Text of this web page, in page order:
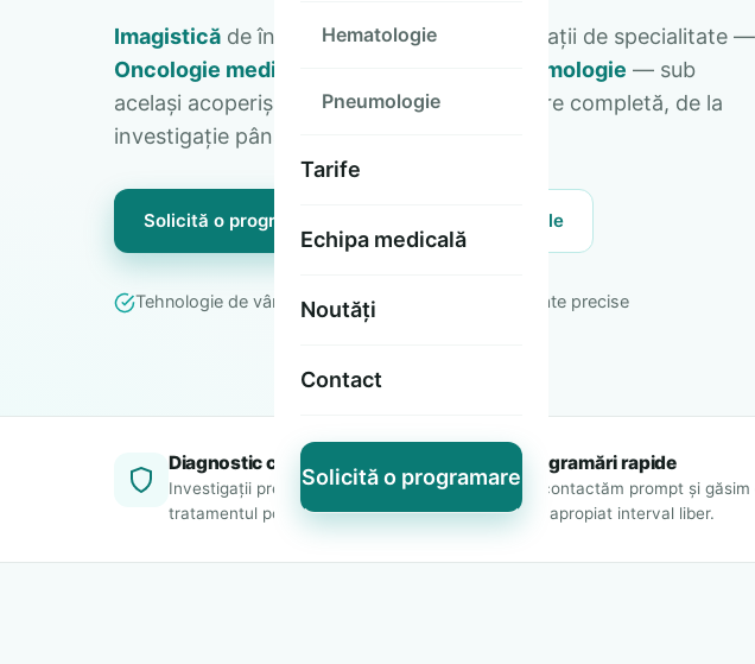
Hematologie
Pneumologie
Tarife
Echipa medicală
Noutăți
Contact
Solicită o programare
Imagistică de înaltă performanță și consultații de specialitate —
Oncologie medicală
Pneumologie — sub
același acoperiș. Diagnostic corect și îngrijire completă, de la
investigație până la tratament.
Solicită o programare Vezi specialitățile
Tehnologie de vârf Medici cu experiență Rezultate precise
Diagnostic corect
Investigații precise care ghidează
tratamentul potrivit.
Programări rapide
Te contactăm prompt și găsim
mai apropiat interval liber.